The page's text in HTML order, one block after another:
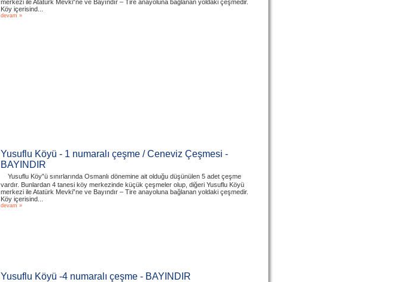
merkezi ile Atatürk Mevki‟ne ve Bayındır – Tire anayoluna bağlanan yoldaki çeşmedir.
Köy içerisind...
devam »
Yusuflu Köyü - 1 numaralı çeşme / Ceneviz Çeşmesi -
BAYINDIR
Yusuflu Köy‟ü sınırlarında Osmanlı dönemine ait olduğu düşünülen 5 adet çeşme
vardır. Bunlardan 4 tanesi köy merkezinde küçük çeşmeler olup, diğeri Yusuflu Köyü
merkezi ile Atatürk Mevki‟ne ve Bayındır – Tire anayoluna bağlanan yoldaki çeşmedir.
Köy içerisind...
devam »
Yusuflu Köyü -4 numaralı çeşme - BAYINDIR